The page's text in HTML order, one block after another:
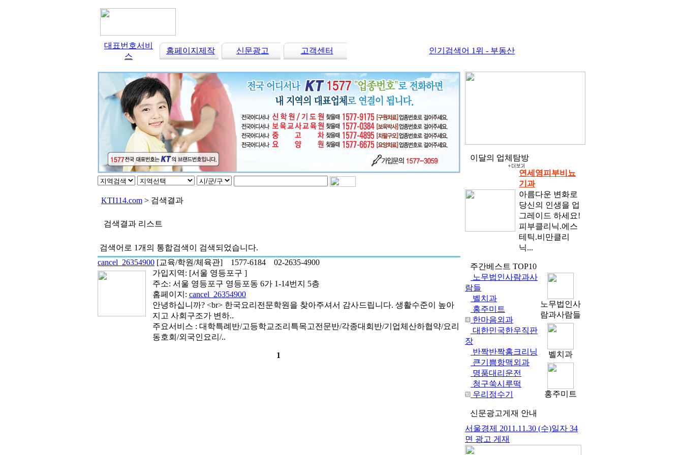
대표번호서비
스
홈페이지제작 신문광고 고객센터 인기검색어 1위 - 부동산
KTI114.com > 검색결과
검색결과 리스트
검색어로 1개 의 통합검색이 검색되었습니다.
cancel_26354900 [교육/학원/체육관] 1577-6184
02-2635-4900
가입지역: [서울 영등포구 ]
주소: 서울 영등포구 영등포동 6가 1-14번지 5층
홈페이지: cancel_26354900
안녕하십니까? <br> 한국요리전문학원을 찾아주셔서 감사드립니다. 생활수준이 높아
지고 사회구조가 변하..
주요서비스 : 대학특례반/고등학교조리특목고전문반/각종대회반/기업체산하협약/요리
동호회/외국인요리/..
1
이달의 업체탐방
연세영피부비뇨
기과
아름다운 변화로
당신의 인생을 업
그레이드 하세요!
피부클리닉.에스
테틱.비만클리
닉...
주간베스트 TOP10
노무법인사람과사
람들
벨치과
홍주미트
한마음외과
대한민국한우직판
장
반짝반짝홈크리닝
큰기쁨항맥외과
명품대리운전
청구쑥시루떡
우리정수기
노무법인사
람과사람들
벨치과
홍주미트
신문광고게재 안내
서울경제 2011.11.30 (수)일자 34
면 광고 게재